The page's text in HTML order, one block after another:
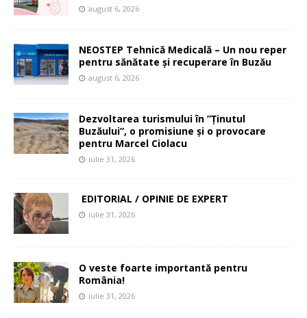
august 6, 2026
NEOSTEP Tehnică Medicală – Un nou reper
pentru sănătate și recuperare în Buzău
august 6, 2026
Dezvoltarea turismului în ”Ținutul
Buzăului”, o promisiune și o provocare
pentru Marcel Ciolacu
iulie 31, 2026
EDITORIAL / OPINIE DE EXPERT
iulie 31, 2026
O veste foarte importantă pentru
România!
iulie 31, 2026